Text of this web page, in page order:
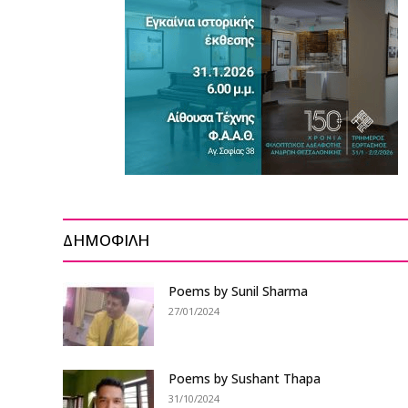
ΔΗΜΟΦΙΛΗ
Poems by Sunil Sharma
27/01/2024
Poems by Sushant Thapa
31/10/2024